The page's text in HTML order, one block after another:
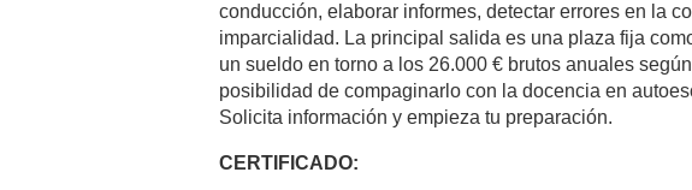
conducción, elaborar informes, detectar errores en la
imparcialidad. La principal salida es una plaza fija
un sueldo en torno a los 26.000 € brutos anuales
posibilidad de compaginarlo con la docencia en
Solicita información y empieza tu preparación.
CERTIFICADO: